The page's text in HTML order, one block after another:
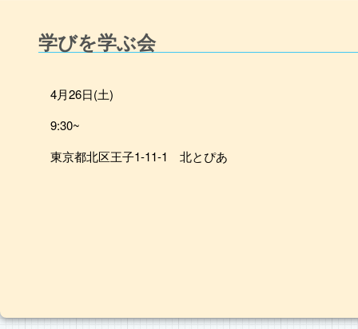
学びを学ぶ会
4月26日(土)
9:30~
東京都北区王子1-11-1 北とぴあ